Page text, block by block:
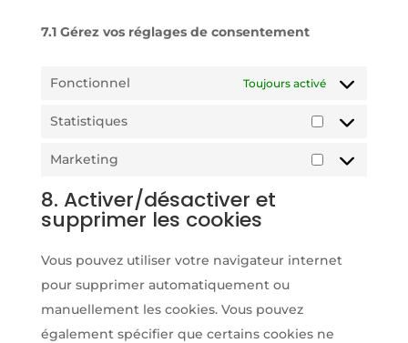
7.1 Gérez vos réglages de consentement
Fonctionnel Toujours activé
Statistiques
Statistiques
Marketing
Marketing
8. Activer/désactiver et
supprimer les cookies
Vous pouvez utiliser votre navigateur internet
pour supprimer automatiquement ou
manuellement les cookies. Vous pouvez
également spécifier que certains cookies ne